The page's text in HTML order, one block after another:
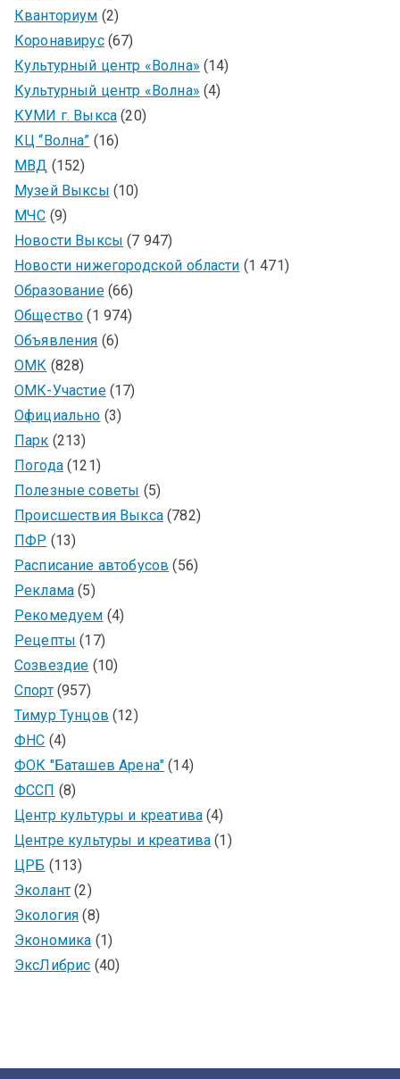
Кванториум (2)
Коронавирус(67)
Культурный центр «Волна» (14)
Культурный центр «Волна» (4)
КУМИ г. Выкса (20)
КЦ “Волна” (16)
МВД (152)
Музей Выксы (10)
МЧС (9)
Новости Выксы (7 947)
Новости нижегородской области (1 471)
Образование(66)
Общество (1 974)
Объявления (6)
ОМК (828)
ОМК-Участие(17)
Официально (3)
Парк (213)
Погода(121)
Полезные советы (5)
Происшествия Выкса(782)
ПФР (13)
Расписание автобусов (56)
Реклама (5)
Рекомедуем (4)
Рецепты (17)
Созвездие (10)
Спорт(957)
Тимур Тунцов (12)
ФНС (4)
ФОК "Баташев Арена" (14)
ФССП (8)
Центр культуры и креатива (4)
Центре культуры и креатива (1)
ЦРБ (113)
Эколант (2)
Экология (8)
Экономика (1)
ЭксЛибрис (40)